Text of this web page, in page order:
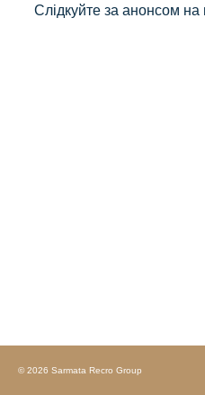
Слідкуйте за анонсом
© 2026 Sarmata Recro Group